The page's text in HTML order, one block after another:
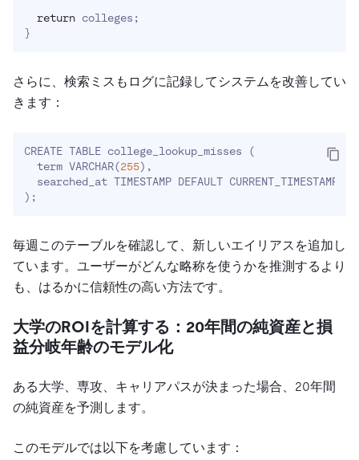
return colleges ;
}
さらに、検索ミスもログに記録してシステムを改善してい
きます：
CREATE TABLE college_lookup_misses
(
  term VARCHAR
(255) ,
) ;
毎週このテーブルを確認して、新しいエイリアスを追加し
ています。ユーザーがどんな略称を使うかを推測するより
も、はるかに信頼性の高い方法です。
大学のROIを計算する：20年間の純資産と損
益分岐年齢のモデル化
ある大学、専攻、キャリアパスが決まった場合、20年間
の純資産を予測します。
このモデルでは以下を考慮しています：